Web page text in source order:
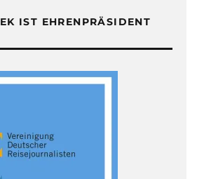
IST EHRENPRÄSIDENT